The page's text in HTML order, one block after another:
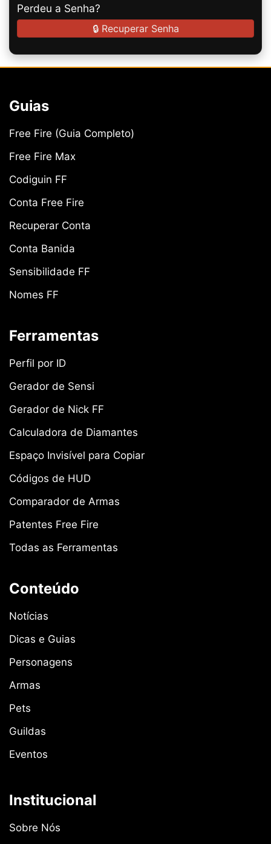
Perdeu a Senha?
🔒 Recuperar Senha
Guias
Free Fire (Guia Completo)
Free Fire Max
Codiguin FF
Conta Free Fire
Recuperar Conta
Conta Banida
Sensibilidade FF
Nomes FF
Ferramentas
Perfil por ID
Gerador de Sensi
Gerador de Nick FF
Calculadora de Diamantes
Espaço Invisível para Copiar
Códigos de HUD
Comparador de Armas
Patentes Free Fire
Todas as Ferramentas
Conteúdo
Notícias
Dicas e Guias
Personagens
Armas
Pets
Guildas
Eventos
Institucional
Sobre Nós